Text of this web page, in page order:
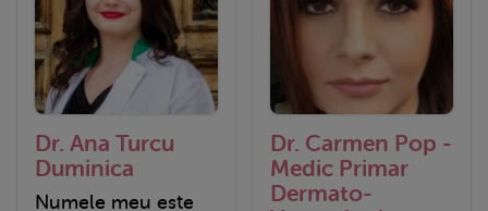
Dr. Ana Turcu
Duminica
Numele meu este
Dr. Carmen Pop -
Medic Primar
Dermato-